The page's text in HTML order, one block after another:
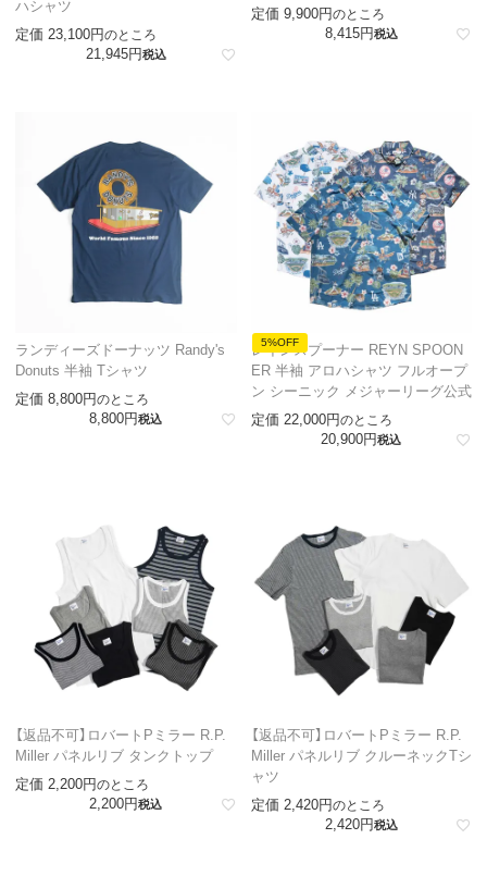
ハシャツ
定価 23,100 のところ
21,945 税込
定価 9,900 のところ
8,415 税込
ランディーズドーナッツ Randy's
Donuts 半袖 Tシャツ
定価 8,800 のところ
8,800 税込
5%OFF
レインスプーナー REYN SPOON
ER 半袖 アロハシャツ フルオープ
ン シーニック メジャーリーグ公式
定価 22,000 のところ
20,900 税込
【返品不可】ロバートPミラー R.P.
Miller パネルリブ タンクトップ
定価 2,200 のところ
2,200 税込
【返品不可】ロバートPミラー R.P.
Miller パネルリブ クルーネックTシ
ャツ
定価 2,420 のところ
2,420 税込